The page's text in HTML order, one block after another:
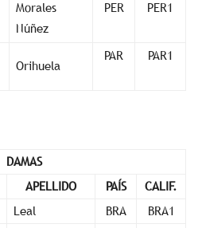
Morales
Núñez
PER PER1
Orihuela
PAR PAR1
DAMAS
APELLIDO PAÍS
CALIF.
Leal BRA
BRA1